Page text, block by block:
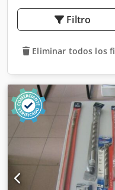
Filtro
Eliminar todos los